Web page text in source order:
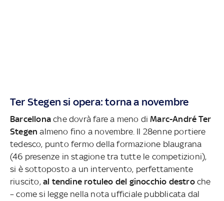
Ter Stegen si opera: torna a novembre
Barcellona che dovrà fare a meno diMarc-André Ter
Stegen almeno fino a novembre. Il 28enne portiere
tedesco, punto fermo della formazione blaugrana
(46 presenze in stagione tra tutte le competizioni),
si è sottoposto a un intervento, perfettamente
riuscito, al tendine rotuleo del ginocchio destroche
– come si legge nella nota ufficiale pubblicata dal